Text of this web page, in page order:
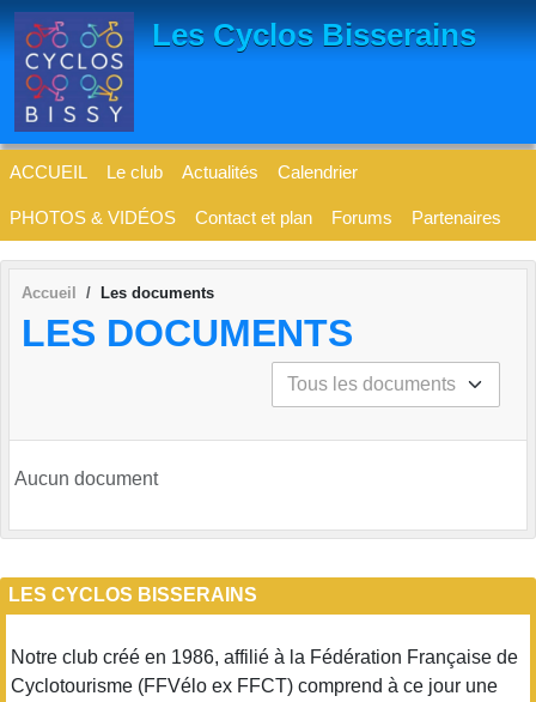
Les Cyclos Bisserains
ACCUEIL Le club Actualités Calendrier
PHOTOS & VIDÉOS Contact et plan Forums Partenaires
Accueil Les documents
LES DOCUMENTS
Aucun document
LES CYCLOS BISSERAINS
Notre club créé en 1986, affilié à la Fédération Française de
Cyclotourisme (FFVélo ex FFCT) comprend à ce jour une
Panneau de gestion des cookies